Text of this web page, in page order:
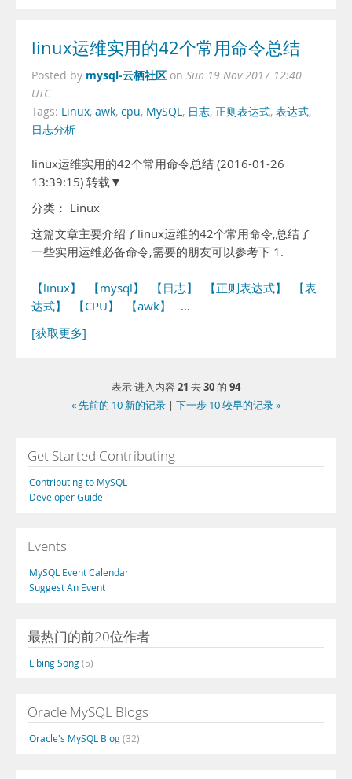
linux运维实用的42个常用命令总结
Posted by mysql-云栖社区 on Sun 19 Nov 2017 12:40
UTC
Tags: Linux, awk, cpu, MySQL, 日志, 正则表达式, 表达式,
日志分析
linux运维实用的42个常用命令总结 (2016-01-26
13:39:15) 转载▼
分类： Linux
这篇文章主要介绍了linux运维的42个常用命令,总结了
一些实用运维必备命令,需要的朋友可以参考下 1.
【linux】 【mysql】 【日志】 【正则表达式】
【表
达式】
【CPU】 【awk】
…
[获取更多]
表示 进入内容 21 去30 的 94
« 先前的 10 新的记录 | 下一步 10 较早的记录 »
Get Started Contributing
Contributing to MySQL
Developer Guide
Events
MySQL Event Calendar
Suggest An Event
最热门的前20位作者
Libing Song(5)
Oracle MySQL Blogs
Oracle's MySQL Blog(32)